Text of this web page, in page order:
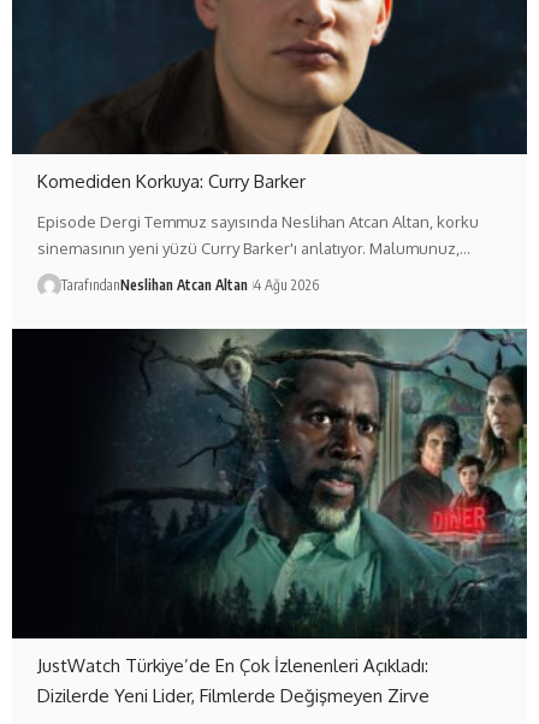
Komediden Korkuya: Curry Barker
Episode Dergi Temmuz sayısında Neslihan Atcan Altan, korku
sinemasının yeni yüzü Curry Barker'ı anlatıyor. Malumunuz,…
TarafındanNeslihan Atcan Altan 4 Ağu 2026
JustWatch Türkiye’de En Çok İzlenenleri Açıkladı:
Dizilerde Yeni Lider, Filmlerde Değişmeyen Zirve